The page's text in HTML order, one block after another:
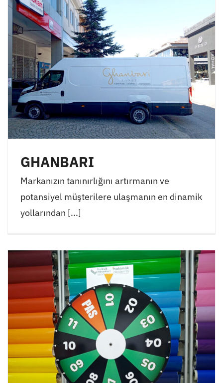
GHANBARI
Markanızın tanınırlığını artırmanın ve
potansiyel müşterilere ulaşmanın en dinamik
yollarından [...]